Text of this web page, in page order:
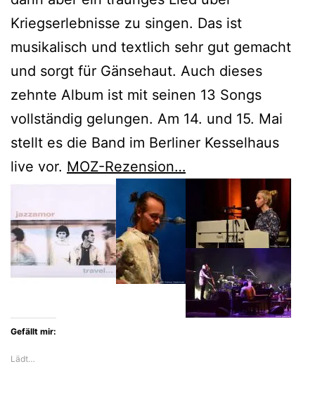
Kriegserlebnisse zu singen. Das ist
musikalisch und textlich sehr gut gemacht
und sorgt für Gänsehaut. Auch dieses
zehnte Album ist mit seinen 13 Songs
vollständig gelungen. Am 14. und 15. Mai
stellt es die Band im Berliner Kesselhaus
live vor. MOZ-Rezension…
Gefällt mir:
Lädt…